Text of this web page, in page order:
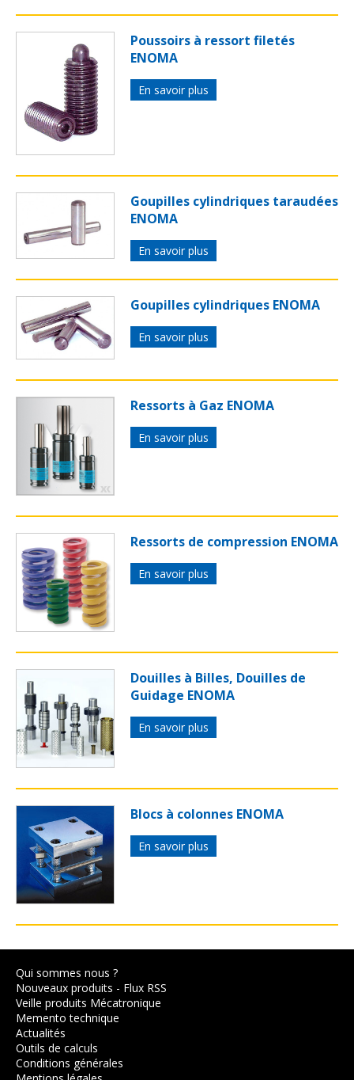
Poussoirs à ressort filetés
ENOMA
En savoir plus
Goupilles cylindriques taraudées
ENOMA
En savoir plus
Goupilles cylindriques ENOMA
En savoir plus
Ressorts à Gaz ENOMA
En savoir plus
Ressorts de compression ENOMA
En savoir plus
Douilles à Billes, Douilles de
Guidage ENOMA
En savoir plus
Blocs à colonnes ENOMA
En savoir plus
Qui sommes nous ?
Nouveaux produits - Flux RSS
Veille produits Mécatronique
Memento technique
Actualités
Outils de calculs
Conditions générales